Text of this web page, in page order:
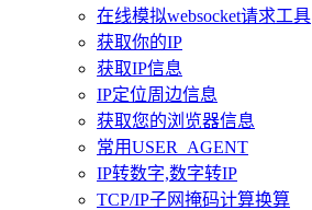
在线模拟websocket请求工具
获取你的IP
获取IP信息
IP定位周边信息
获取您的浏览器信息
常用USER_AGENT
IP转数字,数字转IP
TCP/IP子网掩码计算换算